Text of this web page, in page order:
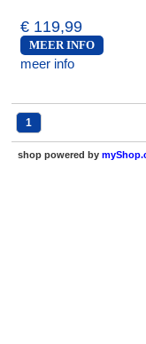
€ 119,99
MEER INFO
meer info
1
shop powered by